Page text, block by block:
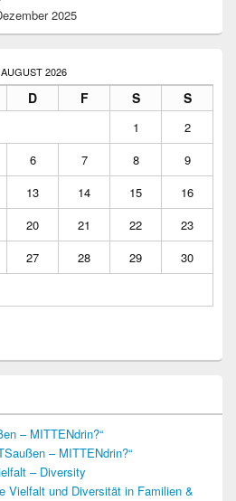
2025
AUGUST 2026
D F S S
1
2
6 7 8
9
13 14 15
16
20 21 22
23
27 28 29
30
– MITTENdrin?“
– MITTENdrin?“
– Diversity
Vielfalt und Diversität in Familien &